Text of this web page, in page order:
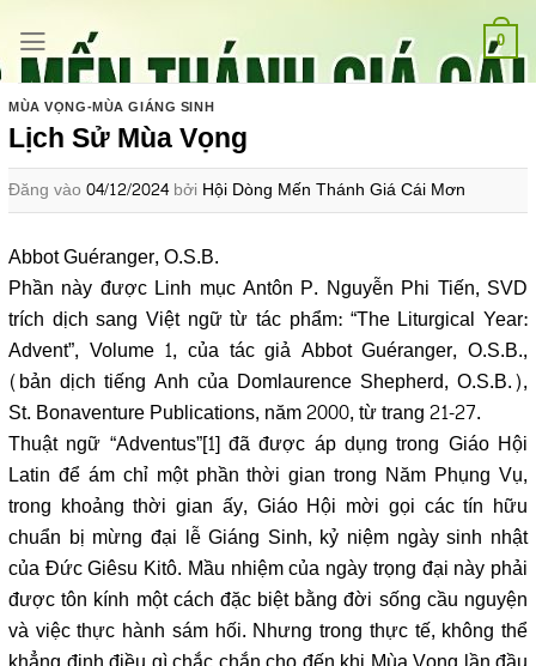
qua
nội
dung
0
MÙA VỌNG-MÙA GIÁNG SINH
Lịch Sử Mùa Vọng
Đăng vào 04/12/2024 bởi Hội Dòng Mến Thánh Giá Cái Mơn
Abbot Guéranger, O.S.B.
Phần này được Linh mục Antôn P. Nguyễn Phi Tiến, SVD
trích dịch sang Việt ngữ từ tác phẩm: “The Liturgical Year:
Advent”, Volume 1, của tác giả Abbot Guéranger, O.S.B.,
(bản dịch tiếng Anh của Domlaurence Shepherd, O.S.B.),
St. Bonaventure Publications, năm 2000, từ trang 21-27.
Thuật ngữ “Adventus”[1]đã được áp dụng trong Giáo Hội
Latin để ám chỉ một phần thời gian trong Năm Phụng Vụ,
trong khoảng thời gian ấy, Giáo Hội mời gọi các tín hữu
chuẩn bị mừng đại lễ Giáng Sinh, kỷ niệm ngày sinh nhật
của Đức Giêsu Kitô. Mầu nhiệm của ngày trọng đại này phải
được tôn kính một cách đặc biệt bằng đời sống cầu nguyện
và việc thực hành sám hối. Nhưng trong thực tế, không thể